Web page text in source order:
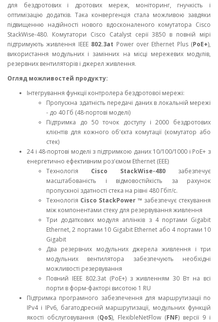
для бездротових і дротових мереж, моніторинг, гнучкість і
оптимізацію додатків. Така конвергенція стала можливою завдяки
підвищенню надійності нового вдосконаленого комутатора Cisco
StackWise-480. Комутатори Cisco Catalyst серії 3850 в повній мірі
підтримують живлення IEEE802.3at Power over Ethernet Plus (PoE+),
використання модульних і замінних на місці мережевих модулів,
резервних вентиляторів і джерел живлення.
Огляд можливостей продукту:
Інтегрування функції контролера бездротової мережі:
Пропускна здатність передачі даних в локальній мережі
- до 40 Гб (48-портові моделі)
Підтримка до 50 точок доступу і 2000 бездротових
клієнтів для кожного об'єкта комутації (комутатор або
стек)
24 і 48-портові моделі з підтримкою даних 10/100/1000 і PoE+ з
енергетично ефективним роз'ємом Ethernet (EEE)
Технологія Cisco StackWise-480 забезпечує
масштабованість і відмовостійкість за рахунок
пропускної здатності стека на рівні 480 Гбіт/с.
Технологія Cisco StackPower ™ забезпечує стекування
між компонентами стеку для резервування живлення
Три додаткових модуля аплінків з 4 портами Gigabit
Ethernet, 2 портами 10 Gigabit Ethernet або 4 портами 10
Gigabit
Два резервних модульних джерела живлення і три
модульних вентилятора забезпечують необхідні
можливості резервування
Повний IEEE 802.3at (PoE+) з живленням 30 Вт на всі
порти в форм-факторі висотою 1 RU
Підтримка програмного забезпечення для маршрутизації по
IPv4 і IPv6, багатодресній маршрутизації, модульних функцій
якості обслуговування (QoS), FlexibleNetFlow (FNF) версії 9 і